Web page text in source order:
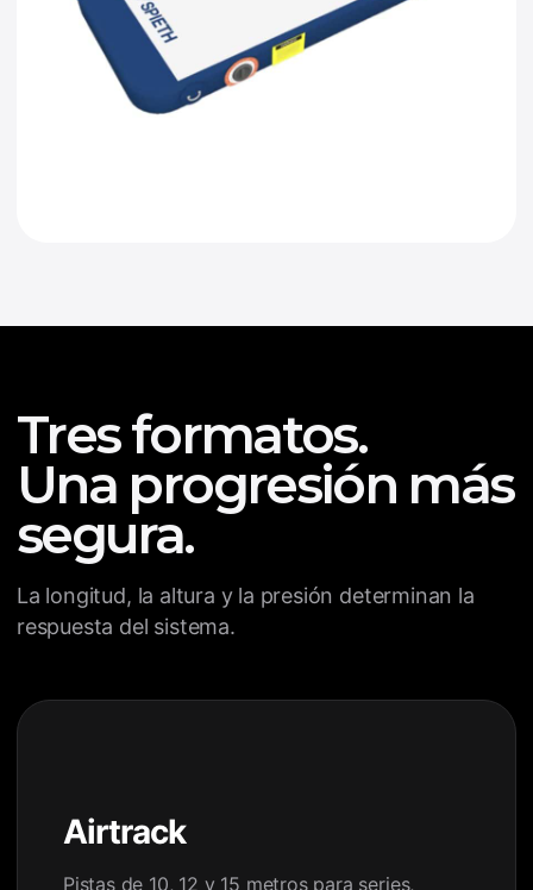
Tres formatos.
Una progresión más
segura.
La longitud, la altura y la presión determinan la
respuesta del sistema.
Airtrack
Pistas de 10, 12 y 15 metros para series,